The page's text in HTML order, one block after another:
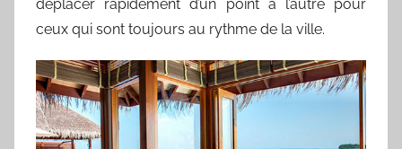
déplacer rapidement d’un point à l’autre pour
ceux qui sont toujours au rythme de la ville.